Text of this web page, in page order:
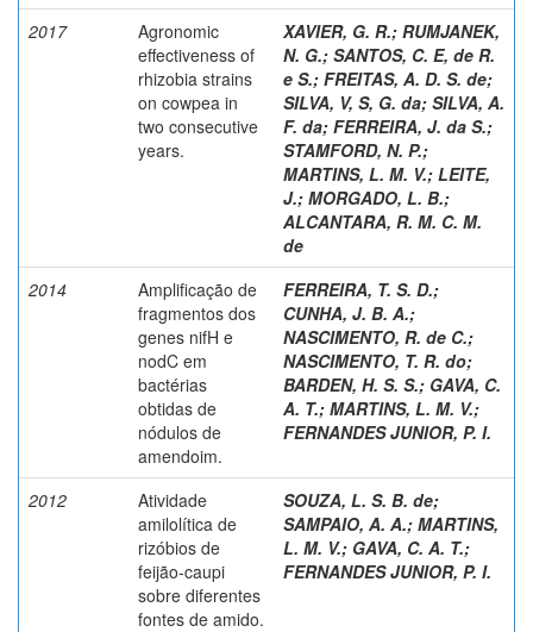
2017
Agronomic
effectiveness of
rhizobia strains
on cowpea in
two consecutive
years.
XAVIER, G. R.; RUMJANEK,
N. G.; SANTOS, C. E, de R.
e S.; FREITAS, A. D. S. de;
SILVA, V, S, G. da; SILVA, A.
F. da; FERREIRA, J. da S.;
STAMFORD, N. P.;
MARTINS, L. M. V.; LEITE,
J.; MORGADO, L. B.;
ALCANTARA, R. M. C. M.
de
2014
Amplificação de
fragmentos dos
genes nifH e
nodC em
bactérias
obtidas de
nódulos de
amendoim.
FERREIRA, T. S. D.;
CUNHA, J. B. A.;
NASCIMENTO, R. de C.;
NASCIMENTO, T. R. do;
BARDEN, H. S. S.; GAVA, C.
A. T.; MARTINS, L. M. V.;
FERNANDES JUNIOR, P. I.
2012
Atividade
amilolítica de
rizóbios de
feijão-caupi
sobre diferentes
fontes de amido.
SOUZA, L. S. B. de;
SAMPAIO, A. A.; MARTINS,
L. M. V.; GAVA, C. A. T.;
FERNANDES JUNIOR, P. I.